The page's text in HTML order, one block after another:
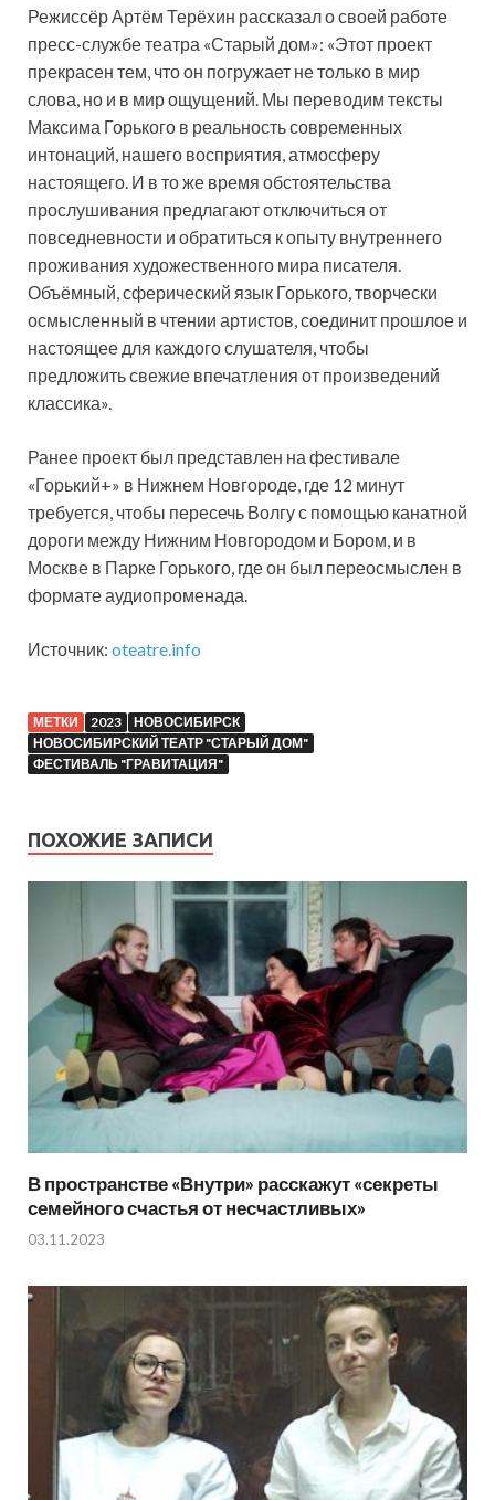
Режиссёр Артём Терёхин рассказал о своей работе
пресс-службе театра «Старый дом»: «Этот проект
прекрасен тем, что он погружает не только в мир
слова, но и в мир ощущений. Мы переводим тексты
Максима Горького в реальность современных
интонаций, нашего восприятия, атмосферу
настоящего. И в то же время обстоятельства
прослушивания предлагают отключиться от
повседневности и обратиться к опыту внутреннего
проживания художественного мира писателя.
Объёмный, сферический язык Горького, творчески
осмысленный в чтении артистов, соединит прошлое и
настоящее для каждого слушателя, чтобы
предложить свежие впечатления от произведений
классика».
Ранее проект был представлен на фестивале
«Горький+» в Нижнем Новгороде, где 12 минут
требуется, чтобы пересечь Волгу с помощью канатной
дороги между Нижним Новгородом и Бором, и в
Москве в Парке Горького, где он был переосмыслен в
формате аудиопроменада.
Источник: oteatre.info
МЕТКИ 2023
НОВОСИБИРСК
НОВОСИБИРСКИЙ ТЕАТР "СТАРЫЙ ДОМ"
ФЕСТИВАЛЬ "ГРАВИТАЦИЯ"
ПОХОЖИЕ ЗАПИСИ
В пространстве «Внутри» расскажут «секреты
семейного счастья от несчастливых»
03.11.2023